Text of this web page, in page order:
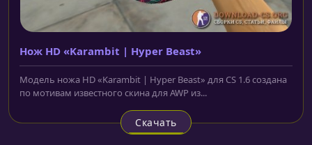
Нож HD «Karambit | Hyper Beast»
Модель ножа HD «Karambit | Hyper Beast» для CS 1.6 создана
по мотивам известного скина для AWP из...
Скачать